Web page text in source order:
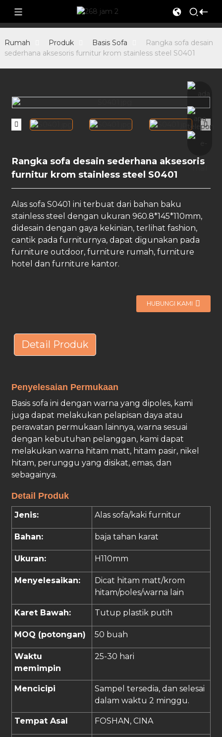
Rumah Produk Basis Sofa
Rangka sofa desain
sederhana aksesoris furnitur krom stainless steel S0401
Rangka sofa desain sederhana aksesoris
furnitur krom stainless steel S0401
Alas sofa S0401 ini terbuat dari bahan baku
stainless steel dengan ukuran 960.8*145*110mm,
didesain dengan gaya kekinian, terlihat fashion,
cantik pada furniturnya, dapat digunakan pada
furniture outdoor, furniture rumah, furniture
hotel dan furniture kantor.
HUBUNGI KAMI
Detail Produk
Penyelesaian Permukaan
Basis sofa ini dengan warna yang dipoles, kami
juga dapat melakukan pelapisan daya atau
perawatan permukaan lainnya, warna sesuai
dengan kebutuhan pelanggan, kami dapat
melakukan warna hitam matt, hitam pasir, nikel
hitam, perunggu yang disikat, emas, dan
sebagainya.
Detail Produk
Jenis: Alas sofa/kaki furnitur
Bahan: baja tahan karat
Ukuran: H110mm
Menyelesaikan:
Dicat hitam matt/krom
hitam/poles/warna lain
Karet Bawah: Tutup plastik putih
MOQ (potongan) 50 buah
Waktu
memimpin
25-30 hari
Mencicipi
Sampel tersedia, dan selesai
dalam waktu 2 minggu.
Tempat Asal FOSHAN, CINA